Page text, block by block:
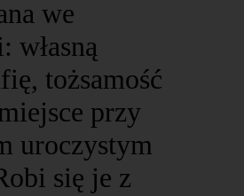
we
własną
tożsamość
przy
uroczystym
się je z